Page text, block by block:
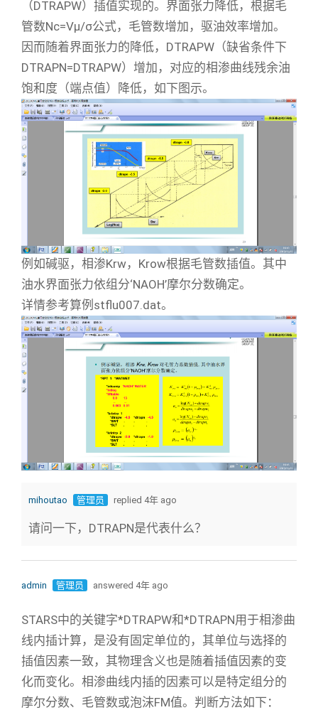
（DTRAPW）插值实现的。界面张力降低，根据毛
管数Nc=Vμ/σ公式，毛管数增加，驱油效率增加。
因而随着界面张力的降低，DTRAPW（缺省条件下
DTRAPN=DTRAPW）增加，对应的相渗曲线残余油
饱和度（端点值）降低，如下图示。
例如碱驱，相渗Krw，Krow根据毛管数插值。其中
油水界面张力依组分‘NAOH’摩尔分数确定。
详情参考算例stflu007.dat。
mihoutao 管理员 replied 4年 ago
请问一下，DTRAPN是代表什么？
admin 管理员 answered 4年 ago
STARS中的关键字*DTRAPW和*DTRAPN用于相渗曲
线内插计算，是没有固定单位的，其单位与选择的
插值因素一致，其物理含义也是随着插值因素的变
化而变化。相渗曲线内插的因素可以是特定组分的
摩尔分数、毛管数或泡沫FM值。判断方法如下：